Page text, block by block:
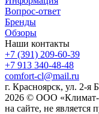
Вопрос-ответ
Бренды
Обзоры
Наши контакты
+7 (391) 209-60-39
+7 913 340-48-48
comfort-cl@mail.ru
г. Красноярск, ул. 2-я
2026 © ООО «Климат-
на сайте, не является